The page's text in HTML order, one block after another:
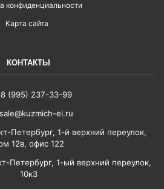
конфиденциальности
Карта сайта
КОНТАКТЫ
8 (995) 237-33-99
sale@kuzmich-el.ru
Петербург, 1-й верхний переулок,
12в, офис 122
Петербург, 1-ый верхний переулок,
10к3